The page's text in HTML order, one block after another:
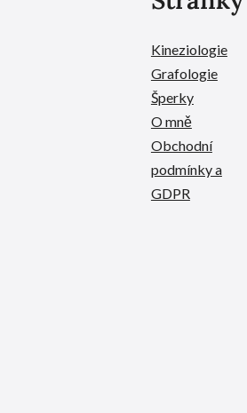
Kineziologie
Grafologie
Šperky
O mně
Obchodní
podmínky a
GDPR